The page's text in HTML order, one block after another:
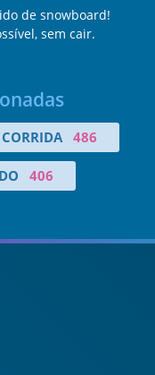
de snowboard!
sem cair.
CORRIDA 486
406